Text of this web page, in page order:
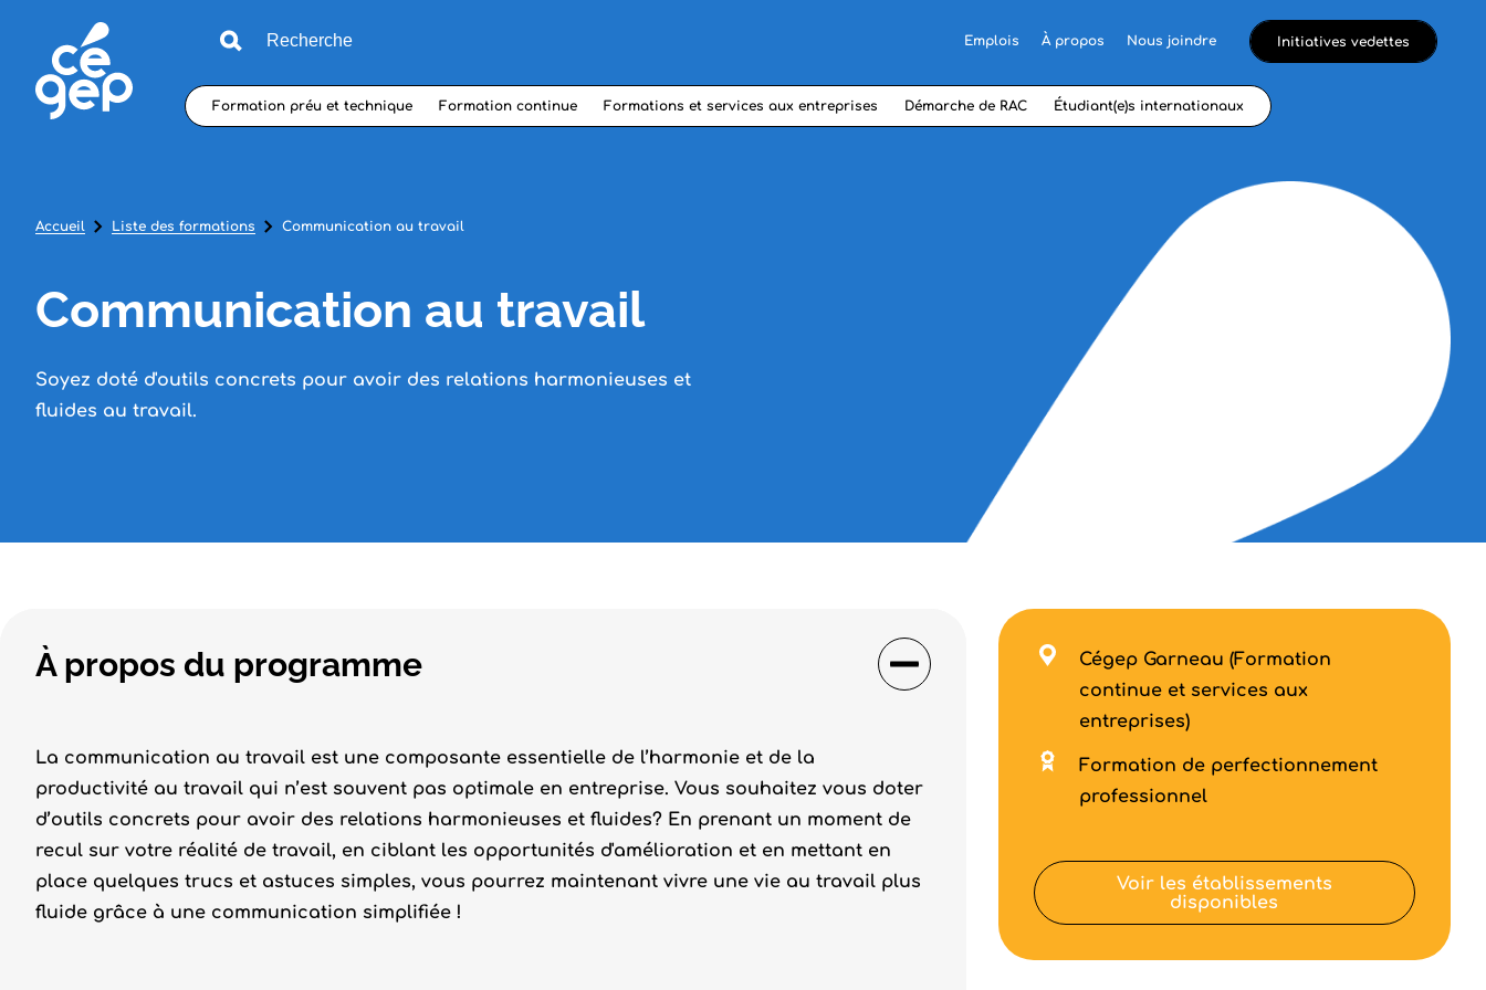
Emplois À propos Nous joindre Initiatives vedettes
Formation préu et technique Formation continue Formations et services aux entreprises Démarche de RAC Étudiant(e)s internationaux
Accueil Liste des formations Communication au travail
Communication au travail
Soyez doté d'outils concrets pour avoir des relations harmonieuses et
fluides au travail.
À propos du programme
La communication au travail est une composante essentielle de l’harmonie et de la
productivité au travail qui n’est souvent pas optimale en entreprise. Vous souhaitez vous doter
d’outils concrets pour avoir des relations harmonieuses et fluides? En prenant un moment de
recul sur votre réalité de travail, en ciblant les opportunités d'amélioration et en mettant en
place quelques trucs et astuces simples, vous pourrez maintenant vivre une vie au travail plus
fluide grâce à une communication simplifiée !
Cégep Garneau (Formation
continue et services aux
entreprises)
Formation de perfectionnement
professionnel
Voir les établissements
disponibles